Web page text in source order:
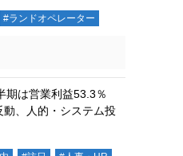
#ランドオペレーター
期は営業利益53.3％
、人的・システム投